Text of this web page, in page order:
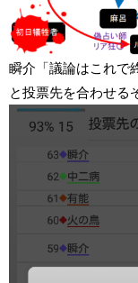
瞬介「議論はこれで
と投票先を合わせる